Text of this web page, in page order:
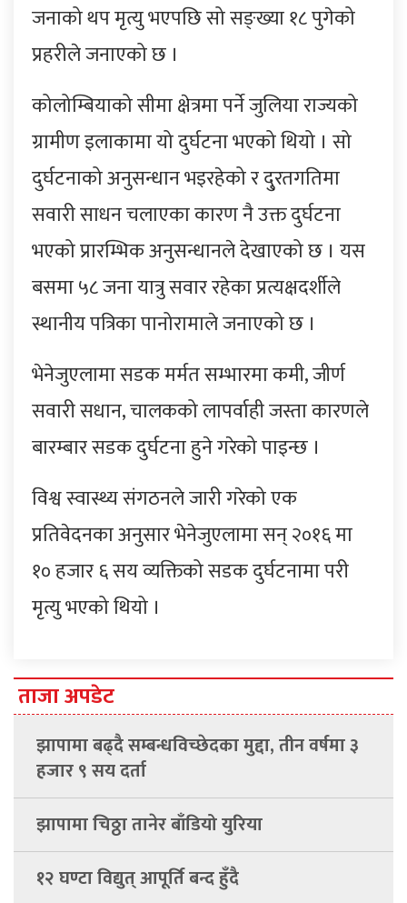
जनाको थप मृत्यु भएपछि सो सङ्ख्या १८ पुगेको
प्रहरीले जनाएको छ ।
कोलोम्बियाको सीमा क्षेत्रमा पर्ने जुलिया राज्यको
ग्रामीण इलाकामा यो दुर्घटना भएको थियो । सो
दुर्घटनाको अनुसन्धान भइरहेको र दु्रतगतिमा
सवारी साधन चलाएका कारण नै उक्त दुर्घटना
भएको प्रारम्भिक अनुसन्धानले देखाएको छ । यस
बसमा ५८ जना यात्रु सवार रहेका प्रत्यक्षदर्शीले
स्थानीय पत्रिका पानोरामाले जनाएको छ ।
भेनेजुएलामा सडक मर्मत सम्भारमा कमी, जीर्ण
सवारी सधान, चालकको लापर्वाही जस्ता कारणले
बारम्बार सडक दुर्घटना हुने गरेको पाइन्छ ।
विश्व स्वास्थ्य संगठनले जारी गरेको एक
प्रतिवेदनका अनुसार भेनेजुएलामा सन् २०१६ मा
१० हजार ६ सय व्यक्तिको सडक दुर्घटनामा परी
मृत्यु भएको थियो ।
ताजा अपडेट
झापामा बढ्दै सम्बन्धविच्छेदका मुद्दा, तीन वर्षमा ३
हजार ९ सय दर्ता
झापामा चिठ्ठा तानेर बाँडियो युरिया
१२ घण्टा विद्युत् आपूर्ति बन्द हुँदै